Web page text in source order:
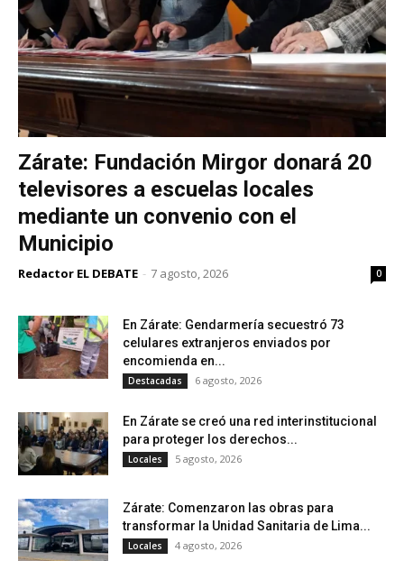
Zárate: Fundación Mirgor donará 20
televisores a escuelas locales
mediante un convenio con el
Municipio
Redactor EL DEBATE - 7 agosto, 2026 0
En Zárate: Gendarmería secuestró 73
celulares extranjeros enviados por
encomienda en...
Destacadas 6 agosto, 2026
En Zárate se creó una red interinstitucional
para proteger los derechos...
Locales 5 agosto, 2026
Zárate: Comenzaron las obras para
transformar la Unidad Sanitaria de Lima...
Locales 4 agosto, 2026